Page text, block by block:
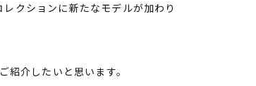
クションに新たなモデルが加わり
介したいと思います。